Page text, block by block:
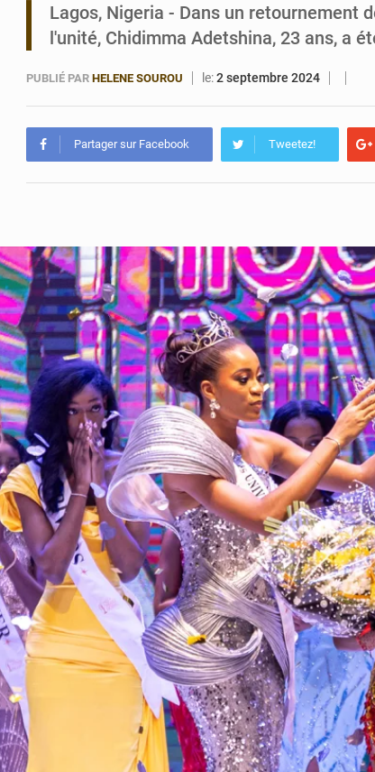
Lagos, Nigeria - Dans un retournement
l'unité, Chidimma Adetshina, 23 ans, a
PUBLIÉ PAR HELENE SOUROU le:2 septembre 2024
Partager sur Facebook Tweetez!